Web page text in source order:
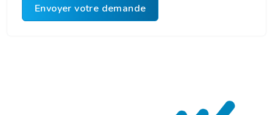
Envoyer votre demande